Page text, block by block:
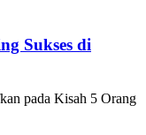
Sukses di
pada Kisah 5 Orang